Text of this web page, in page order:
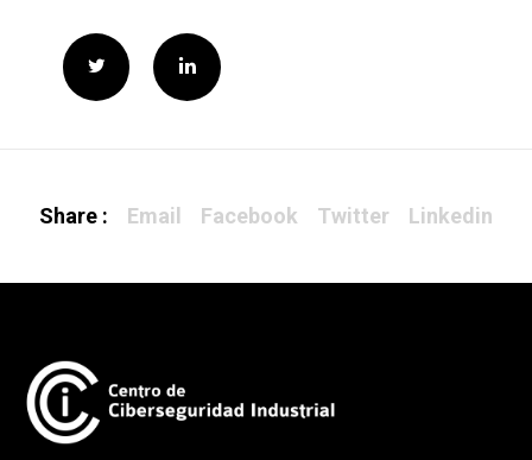
Share : Email Facebook Twitter Linkedin